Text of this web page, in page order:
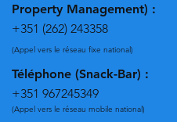
Property Management) :
+351 (262) 243358
(Appel vers le réseau fixe national)
Téléphone (Snack-Bar) :
+351 967245349
(Appel vers le réseau mobile national)